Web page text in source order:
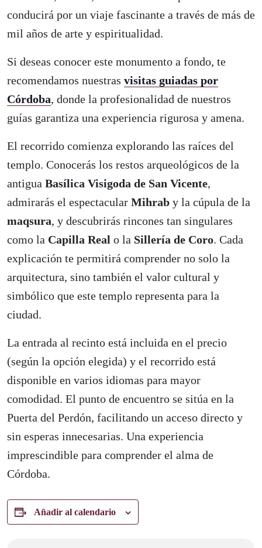
conducirá por un viaje fascinante a través de más de
mil años de arte y espiritualidad.
Si deseas conocer este monumento a fondo, te
recomendamos nuestras visitas guiadas por
Córdoba, donde la profesionalidad de nuestros
guías garantiza una experiencia rigurosa y amena.
El recorrido comienza explorando las raíces del
templo. Conocerás los restos arqueológicos de la
antigua Basílica Visigoda de San Vicente,
admirarás el espectacular Mihrab y la cúpula de la
maqsura, y descubrirás rincones tan singulares
como la Capilla Real o la Sillería de Coro. Cada
explicación te permitirá comprender no solo la
arquitectura, sino también el valor cultural y
simbólico que este templo representa para la
ciudad.
La entrada al recinto está incluida en el precio
(según la opción elegida) y el recorrido está
disponible en varios idiomas para mayor
comodidad. El punto de encuentro se sitúa en la
Puerta del Perdón, facilitando un acceso directo y
sin esperas innecesarias. Una experiencia
imprescindible para comprender el alma de
Córdoba.
Añadir al calendario